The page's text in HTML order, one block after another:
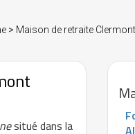
> Maison de retraite
situé dans la